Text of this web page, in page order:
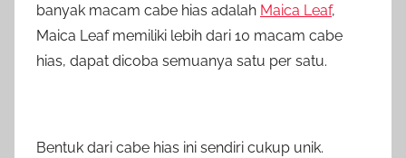
banyak macam cabe hias adalah Maica Leaf,
Maica Leaf memiliki lebih dari 10 macam cabe
hias, dapat dicoba semuanya satu per satu.
Bentuk dari cabe hias ini sendiri cukup unik.